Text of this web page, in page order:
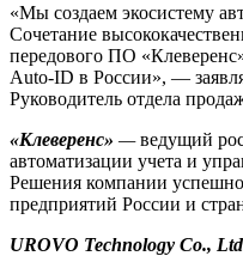
«Мы создаем экосистему
Сочетание
передового ПО
Auto-ID в России», —
Руководитель отдела
«Клеверенс» —ведущий
автоматизации учета и
Решения компании
предприятий России и
UROVO Technology Co.,